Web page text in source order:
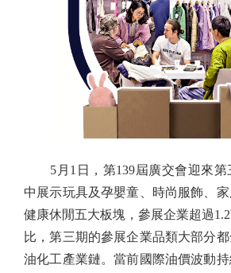
5月1日，第139屆廣交會迎來第
中展示玩具及孕嬰童、時尚服飾、家
健康休閒五大板塊，參展企業超過
比，第三期的參展企業品類大部分
油化工產業鏈。當前國際油價波動持